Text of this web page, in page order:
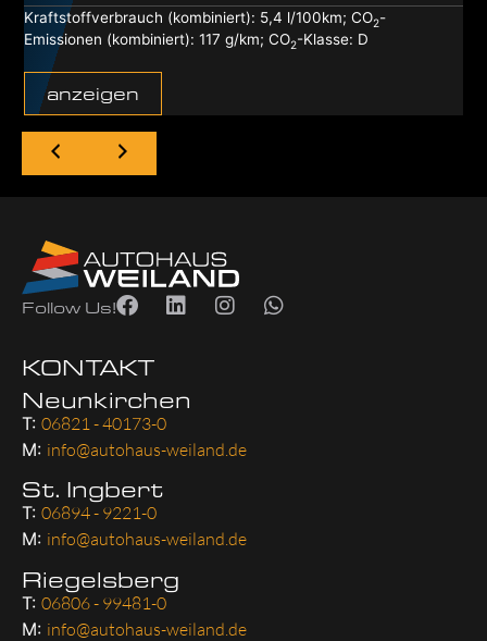
Kraftstoffverbrauch (kombiniert): 5,4 l/100km; CO2-
Emissionen (kombiniert): 117 g/km; CO2-Klasse: D
anzeigen
Follow Us!
KONTAKT
Neunkirchen
T: 06821 - 40173-0
M: info@autohaus-weiland.de
St. Ingbert
T: 06894 - 9221-0
M: info@autohaus-weiland.de
Riegelsberg
T: 06806 - 99481-0
M: info@autohaus-weiland.de